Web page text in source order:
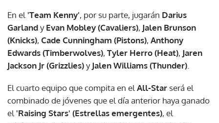
En el 'Team Kenny', por su parte, jugarán Darius
GarlandyEvan Mobley (Cavaliers), Jalen Brunson
(Knicks), Cade Cunningham (Pistons), Anthony
Edwards (Timberwolves), Tyler Herro (Heat), Jaren
Jackson Jr (Grizzlies)yJalen Williams (Thunder)
El cuarto equipo que compita en el All-Star será el
combinado de jóvenes que el día anterior haya ganado
el 'Raising Stars' (Estrellas emergentes), el